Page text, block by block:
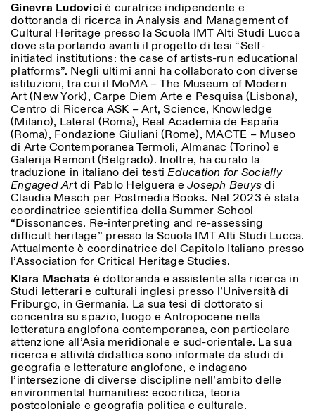
Ginevra Ludoviciè curatrice indipendente e
dottoranda di ricerca in Analysis and Management of
Cultural Heritage presso la Scuola IMT Alti Studi Lucca
dove sta portando avanti il progetto di tesi “Self-
initiated institutions: the case of artists-run educational
platforms”. Negli ultimi anni ha collaborato con diverse
istituzioni, tra cui il MoMA – The Museum of Modern
Art (New York), Carpe Diem Arte e Pesquisa (Lisbona),
Centro di Ricerca ASK – Art, Science, Knowledge
(Milano), Lateral (Roma), Real Academia de España
(Roma), Fondazione Giuliani (Rome), MACTE – Museo
di Arte Contemporanea Termoli, Almanac (Torino) e
Galerija Remont (Belgrado). Inoltre, ha curato la
traduzione in italiano dei testiEducation for Socially
Engaged Art di Pablo Helguera e Joseph Beuysdi
Claudia Mesch per Postmedia Books. Nel 2023 è stata
coordinatrice scientifica della Summer School
“Dissonances. Re-interpreting and re-assessing
difficult heritage” presso la Scuola IMT Alti Studi Lucca.
Attualmente è coordinatrice del Capitolo Italiano presso
l’Association for Critical Heritage Studies.
Klara Machata è dottoranda e assistente alla ricerca in
Studi letterari e culturali inglesi presso l’Università di
Friburgo, in Germania. La sua tesi di dottorato si
concentra su spazio, luogo e Antropocene nella
letteratura anglofona contemporanea, con particolare
attenzione all’Asia meridionale e sud-orientale. La sua
ricerca e attività didattica sono informate da studi di
geografia e letterature anglofone, e indagano
l’intersezione di diverse discipline nell’ambito delle
environmental humanities: ecocritica, teoria
postcoloniale e geografia politica e culturale.